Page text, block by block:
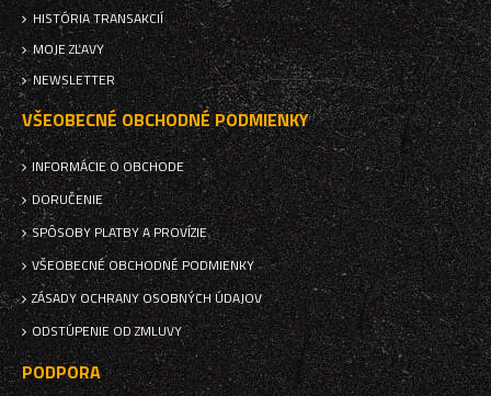
HISTÓRIA TRANSAKCIÍ
MOJE ZĽAVY
NEWSLETTER
VŠEOBECNÉ OBCHODNÉ PODMIENKY
INFORMÁCIE O OBCHODE
DORUČENIE
SPÔSOBY PLATBY A PROVÍZIE
VŠEOBECNÉ OBCHODNÉ PODMIENKY
ZÁSADY OCHRANY OSOBNÝCH ÚDAJOV
ODSTÚPENIE OD ZMLUVY
PODPORA